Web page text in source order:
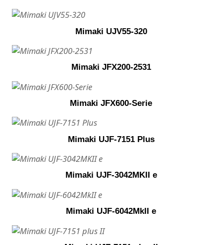
Mimaki UJV55-320
Mimaki JFX200-2531
Mimaki JFX600-Serie
Mimaki UJF-7151 Plus
Mimaki UJF-3042MKII e
Mimaki UJF-6042MkII e